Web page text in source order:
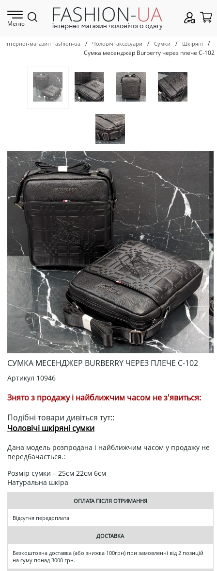
Меню
Інтернет-магазин Fashion-ua / Чоловічі аксесуари / Сумки / Шкіряні
/
Сумка месенджер Burberry через плече С-102
СУМКА МЕСЕНДЖЕР BURBERRY ЧЕРЕЗ ПЛЕЧЕ С-102
Артикул 10946
Знято з продажу і найближчим часом не з'явиться:
Подібні товари дивіться тут::
Чоловічі шкіряні сумки
Дана модель розпродана і найближчим часом у продажу не
передбачається.:
Розмір сумки – 25см 22см 6см
Натуральна шкіра
ОПЛАТА ПІСЛЯ ОТРИМАННЯ
Відсутня передоплата
ДОСТАВКА
Безкоштовна доставка (або знижка 100грн) при замовленні від 2 позицій
на суму понад 3000 грн.